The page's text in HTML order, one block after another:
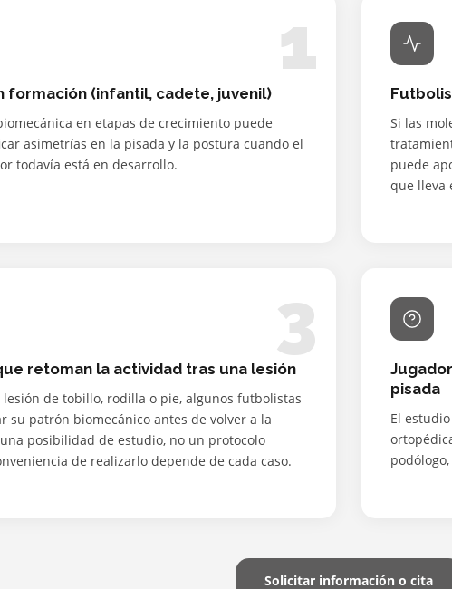
1
formación (infantil, cadete, juvenil)
en etapas de crecimiento puede
asimetrías en la pisada y la postura cuando el
todavía está en desarrollo.
Si las
puede
que lleva
3
retoman la actividad tras una lesión
lesión de tobillo, rodilla o pie, algunos futbolistas
su patrón biomecánico antes de volver a la
posibilidad de estudio, no un protocolo
de realizarlo depende de cada caso.
pisada
El
Solicitar información o cita